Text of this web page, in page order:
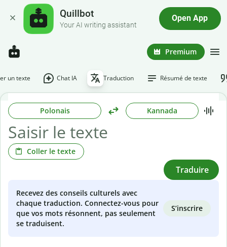
Quillbot
Your AI writing assistant
Open App
Premium
un texte Chat IA Traduction Résumé de texte
Polonais Kannada
Coller le texte
Traduire
Recevez des conseils culturels avec
chaque traduction. Connectez-vous pour
que vos mots résonnent, pas seulement
se traduisent.
S’inscrire